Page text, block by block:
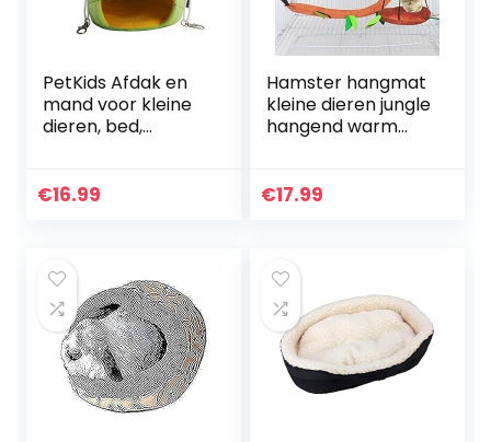
PetKids Afdak en
mand voor kleine
dieren, bed,
egel, chinchilla, 15 x
€16.99
Hamster hangmat
kleine dieren jungle
hangend warm
bospatroon kooi
Sugar Glider
eekhoorntjes
hamster spelen (5
stuks)
€17.99